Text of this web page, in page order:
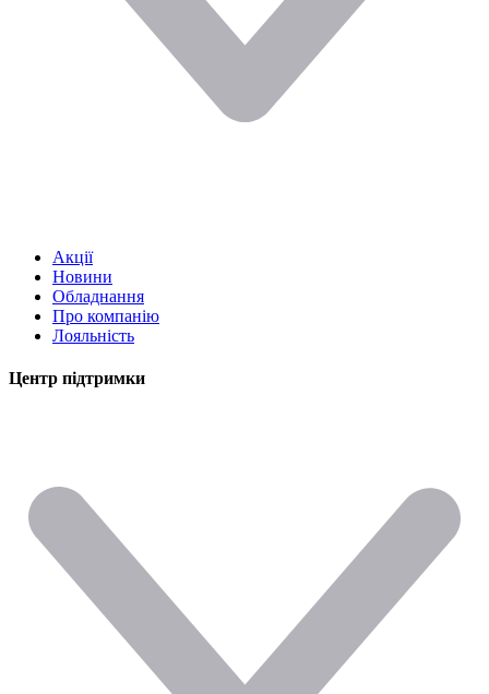
Акції
Новини
Обладнання
Про компанію
Лояльність
Центр підтримки